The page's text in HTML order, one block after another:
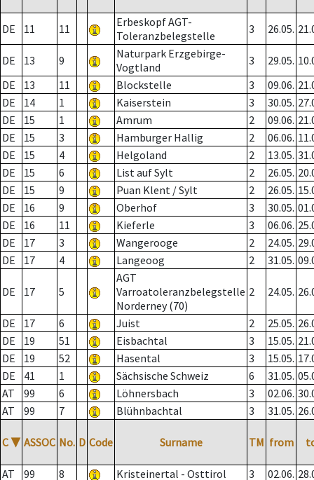
DE 11 11
Erbeskopf AGT-
Toleranzbelegstelle
3 26.05.
DE 13 9
Naturpark Erzgebirge-
Vogtland
3 29.05.
DE
13 11 Blockstelle 3 09.06.
DE
14 1 Kaiserstein 3 30.05.
DE
15 1 Amrum 2 09.06.
DE
15 3 Hamburger Hallig 2 06.06.
DE
15 4 Helgoland 2 13.05.
DE
15 6 List auf Sylt 2 26.05.
DE
15 9 Puan Klent / Sylt 2 26.05.
DE
16 9 Oberhof 3 30.05.
DE
16 11 Kieferle 3 06.06.
DE
17 3 Wangerooge 2 24.05.
DE
17 4 Langeoog 2 31.05.
DE 17 5
AGT
Varroatoleranzbelegstelle
Norderney (70)
2 24.05.
DE 17 6 Juist 2 25.05.
DE
19 51 Eisbachtal 3 15.05.
DE
19 52 Hasental 3 15.05.
DE
41 1 Sächsische Schweiz 6 31.05.
AT
99 6 Löhnersbach 3 02.06.
AT
99 7 Blühnbachtal 3 31.05.
C ▼ ASSOC No. D Code Surname TM from
AT 99 8 Kristeinertal - Osttirol 3 02.06.